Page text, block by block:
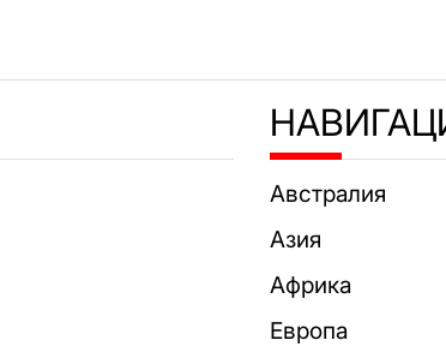
Австралия
Азия
Африка
Европа